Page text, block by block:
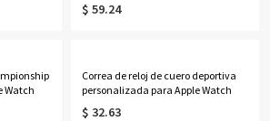
$ 59.24
Watch
Correa de reloj de cuero deportiva
personalizada para Apple Watch
$ 32.63